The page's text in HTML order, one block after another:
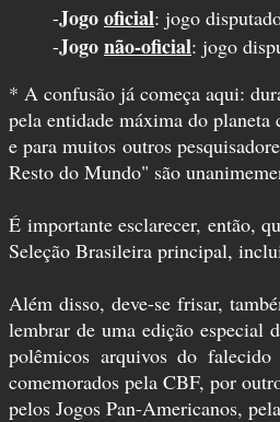
-Jogooficial: jogo
-Jogonão-oficial: jogo
* A confusão já começa aqui:
pela entidade máxima do
e para muitos outros
Resto do Mundo" são
É importante esclarecer, então,
Seleção Brasileira principal,
Além disso, deve-se frisar,
lembrar de uma edição especial
polêmicos arquivos do
comemorados pela CBF, por
pelos Jogos Pan-Americanos,